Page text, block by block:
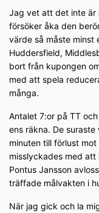
Jag vet att det inte är
försöker åka den
värde så måste
Huddersfield,
bort från kupongen
med att spela
många.
Antalet 7:or på TT
ens räkna. De
minuten till förlust
misslyckades med
Pontus Jansson
träffade målvakten i
När jag gick och la